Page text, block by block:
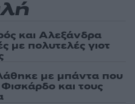
και Αλεξάνδρα
με πολυτελές γιοτ
με μπάντα που
και τους